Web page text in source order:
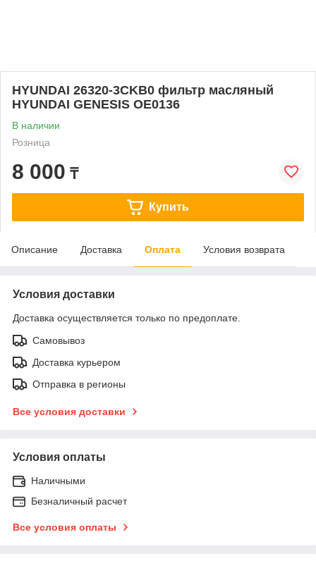
HYUNDAI 26320-3CKB0 фильтр масляный
HYUNDAI GENESIS OE0136
В наличии
Розница
8 000 ₸
Купить
Описание Доставка Оплата Условия возврата
Условия доставки
Доставка осуществляется только по предоплате.
Самовывоз
Доставка курьером
Отправка в регионы
Все условия доставки
Условия оплаты
Наличными
Безналичный расчет
Все условия оплаты